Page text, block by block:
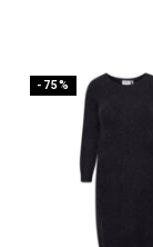
-75%